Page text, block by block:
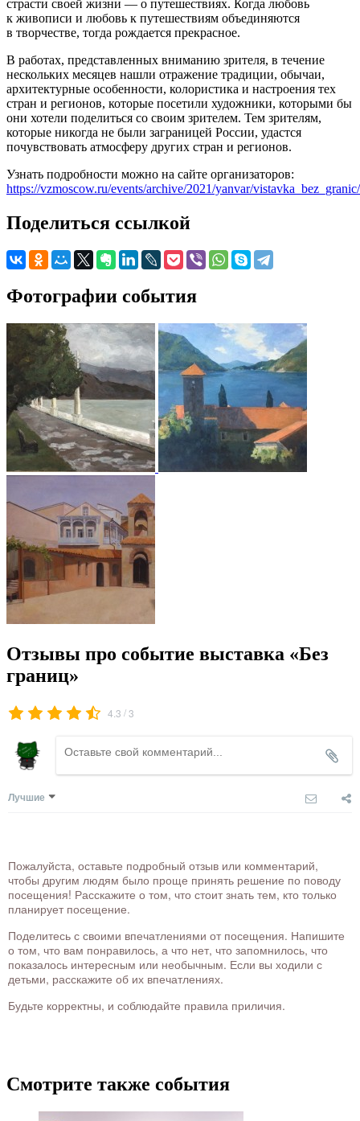
страсти своей жизни — о путешествиях. Когда любовь
к живописи и любовь к путешествиям объединяются
в творчестве, тогда рождается прекрасное.
В работах, представленных вниманию зрителя, в течение
нескольких месяцев нашли отражение традиции, обычаи,
архитектурные особенности, колористика и настроения тех
стран и регионов, которые посетили художники, которыми бы
они хотели поделиться со своим зрителем. Тем зрителям,
которые никогда не были заграницей России, удастся
почувствовать атмосферу других стран и регионов.
Узнать подробности можно на сайте организаторов:
https://vzmoscow.ru/events/archive/2021/yanvar/
Поделиться ссылкой
Фотографии события
Отзывы про событие выставка «Без
границ»
4.3 /3
Лучшие
Пожалуйста, оставьте подробный отзыв или комментарий,
чтобы другим людям было проще принять решение по поводу
посещения! Расскажите о том, что стоит знать тем, кто только
планирует посещение.
Поделитесь с своими впечатлениями от посещения. Напишите
о том, что вам понравилось, а что нет, что запомнилось, что
показалось интересным или необычным. Если вы ходили с
детьми, расскажите об их впечатлениях.
Будьте корректны, и соблюдайте правила приличия.
Смотрите также события